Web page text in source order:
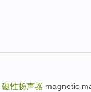
磁性扬声器 magnetic